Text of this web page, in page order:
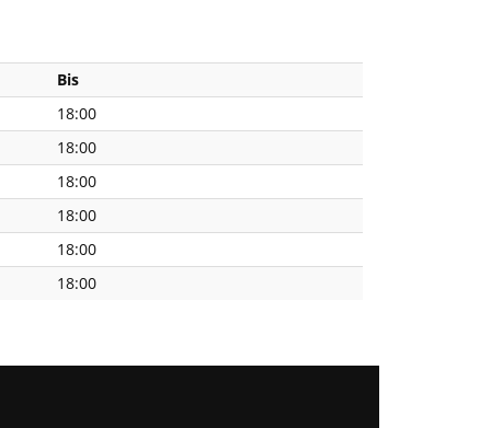
Bis
18:00
18:00
18:00
18:00
18:00
18:00